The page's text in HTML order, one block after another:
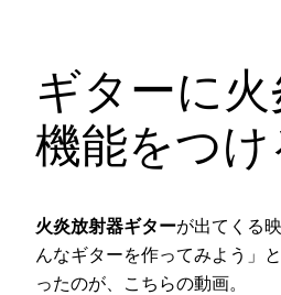
ギターに
機能をつけ
火炎放射器ギターが出てくる
んなギターを作ってみよう」
ったのが、こちらの動画。